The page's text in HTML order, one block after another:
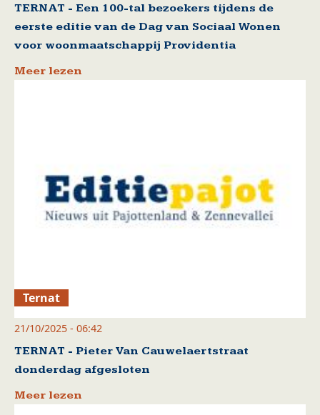
TERNAT - Een 100-tal bezoekers tijdens de
eerste editie van de Dag van Sociaal Wonen
voor woonmaatschappij Providentia
Meer lezen
Ternat
21/10/2025 - 06:42
TERNAT - Pieter Van Cauwelaertstraat
donderdag afgesloten
Meer lezen